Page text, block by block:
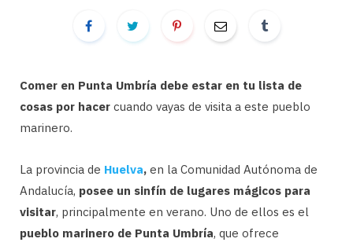
Comer en Punta Umbría debe estar en tu lista de
cosas por hacer cuando vayas de visita a este pueblo
marinero.
La provincia de Huelva, en la Comunidad Autónoma de
Andalucía, posee un sinfín de lugares mágicos para
visitar, principalmente en verano. Uno de ellos es el
pueblo marinero de Punta Umbría, que ofrece